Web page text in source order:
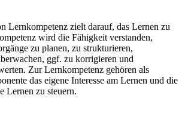
Lernkompetenz zielt darauf, das Lernen zu
wird die Fähigkeit verstanden,
zu planen, zu strukturieren,
ggf. zu korrigieren und
Zur Lernkompetenz gehören als
das eigene Interesse am Lernen und die
Lernen zu steuern.